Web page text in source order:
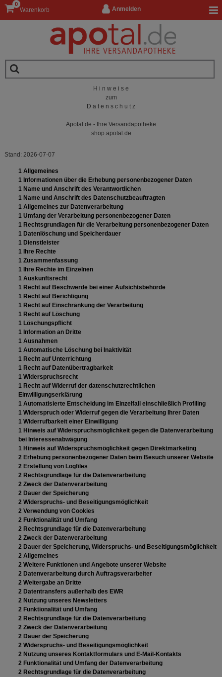
Anmelden
Warenkorb
0
H i n w e i s e
zum
D a t e n s c h u t z
Apotal.de - Ihre Versandapotheke
shop.apotal.de
Stand: 2026-07-07
1 Allgemeines
1 Informationen über die Erhebung personenbezogener Daten
1 Name und Anschrift des Verantwortlichen
1 Name und Anschrift des Datenschutzbeauftragten
1 Allgemeines zur Datenverarbeitung
1 Umfang der Verarbeitung personenbezogener Daten
1 Rechtsgrundlagen für die Verarbeitung personenbezogener Daten
1 Datenlöschung und Speicherdauer
1 Dienstleister
1 Ihre Rechte
1 Zusammenfassung
1 Ihre Rechte im Einzelnen
1 Auskunftsrecht
1 Recht auf Beschwerde bei einer Aufsichtsbehörde
1 Recht auf Berichtigung
1 Recht auf Einschränkung der Verarbeitung
1 Recht auf Löschung
1 Löschungspflicht
1 Information an Dritte
1 Ausnahmen
1 Automatische Löschung bei Inaktivität
1 Recht auf Unterrichtung
1 Recht auf Datenübertragbarkeit
1 Widerspruchsrecht
1 Recht auf Widerruf der datenschutzrechtlichen
Einwilligungserklärung
1 Automatisierte Entscheidung im Einzelfall einschließlich Profiling
1 Widerspruch oder Widerruf gegen die Verarbeitung Ihrer Daten
1 Widerrufbarkeit einer Einwilligung
1 Hinweis auf Widerspruchsmöglichkeit gegen die Datenverarbeitung
bei Interessenabwägung
1 Hinweis auf Widerspruchsmöglichkeit gegen Direktmarketing
2 Erhebung personenbezogener Daten beim Besuch unserer Website
2 Erstellung von Logfiles
2 Rechtsgrundlage für die Datenverarbeitung
2 Zweck der Datenverarbeitung
2 Dauer der Speicherung
2 Widerspruchs- und Beseitigungsmöglichkeit
2 Verwendung von Cookies
2 Funktionalität und Umfang
2 Rechtsgrundlage für die Datenverarbeitung
2 Zweck der Datenverarbeitung
2 Dauer der Speicherung, Widerspruchs- und Beseitigungsmöglichkeit
2 Allgemeines
2 Weitere Funktionen und Angebote unserer Website
2 Datenverarbeitung durch Auftragsverarbeiter
2 Weitergabe an Dritte
2 Datentransfers außerhalb des EWR
2 Nutzung unseres Newsletters
2 Funktionalität und Umfang
2 Rechtsgrundlage für die Datenverarbeitung
2 Zweck der Datenverarbeitung
2 Dauer der Speicherung
2 Widerspruchs- und Beseitigungsmöglichkeit
2 Nutzung unseres Kontaktformulars und E-Mail-Kontakts
2 Funktionalität und Umfang der Datenverarbeitung
2 Rechtsgrundlage für die Datenverarbeitung